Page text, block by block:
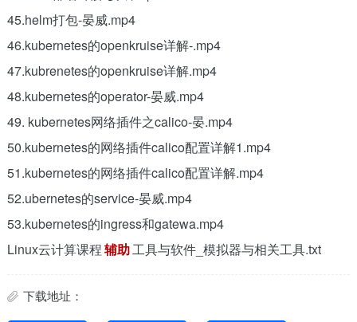
45.helm打包-晏威.mp4
46.kubernetes的openkruise详解-.mp4
47.kubrenetes的openkruise详解.mp4
48.kubernetes的operator-晏威.mp4
49. kubernetes网络插件之calico-晏.mp4
50.kubernetes的网络插件calico配置详解1.mp4
51.kubernetes的网络插件calico配置详解.mp4
52.ubernetes的service-晏威.mp4
53.kubernetes的ingress和gatewa.mp4
Linux云计算课程辅助工具与软件_模拟器与相关工具.txt
下载地址：